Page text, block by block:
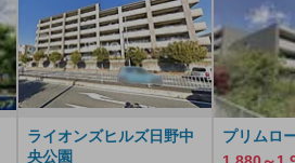
ライオンズヒルズ日野中
央公園
プリムロ